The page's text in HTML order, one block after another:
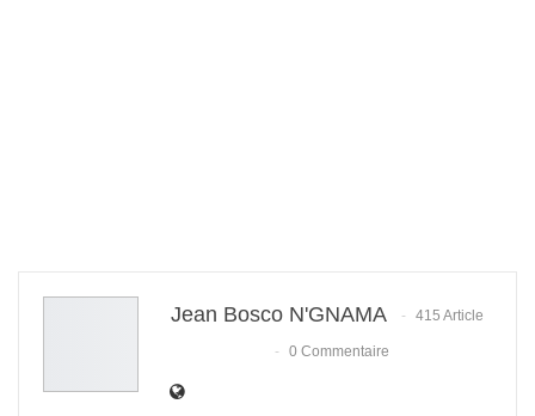
Jean Bosco N'GNAMA 415 Article
0 Commentaire